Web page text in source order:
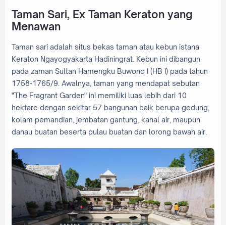
Taman Sari, Ex Taman Keraton yang
Menawan
Taman sari adalah situs bekas taman atau kebun istana
Keraton Ngayogyakarta Hadiningrat. Kebun ini dibangun
pada zaman Sultan Hamengku Buwono I (HB I) pada tahun
1758-1765/9. Awalnya, taman yang mendapat sebutan
"The Fragrant Garden" ini memiliki luas lebih dari 10
hektare dengan sekitar 57 bangunan baik berupa gedung,
kolam pemandian, jembatan gantung, kanal air, maupun
danau buatan beserta pulau buatan dan lorong bawah air.